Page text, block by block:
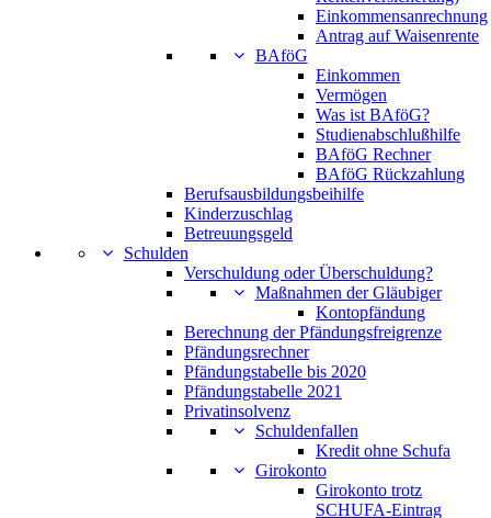
Einkommensanrechnung
Antrag auf Waisenrente
BAföG
Einkommen
Vermögen
Was ist BAföG?
Studienabschlußhilfe
BAföG Rechner
BAföG Rückzahlung
Berufsausbildungsbeihilfe
Kinderzuschlag
Betreuungsgeld
Schulden
Verschuldung oder Überschuldung?
Maßnahmen der Gläubiger
Kontopfändung
Berechnung der Pfändungsfreigrenze
Pfändungsrechner
Pfändungstabelle bis 2020
Pfändungstabelle 2021
Privatinsolvenz
Schuldenfallen
Kredit ohne Schufa
Girokonto
Girokonto trotz
SCHUFA-Eintrag